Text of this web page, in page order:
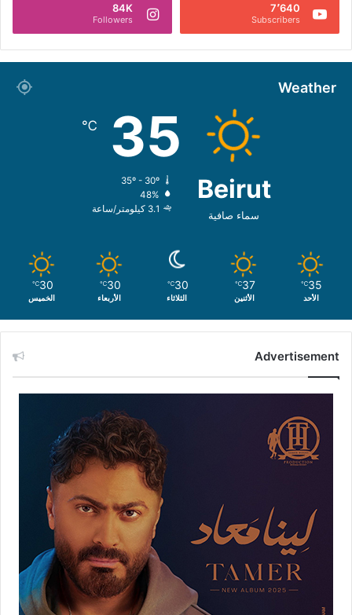
7٬640
Subscribers
84K
Followers
Weather
Beirut
سماء صافية
35
℃
35º - 30º
48%
3.1 كيلومتر/ساعة
35
℃
الأحد
37
℃
الأثنين
30
℃
الثلاثاء
30
℃
الأربعاء
30
℃
الخميس
Advertisement